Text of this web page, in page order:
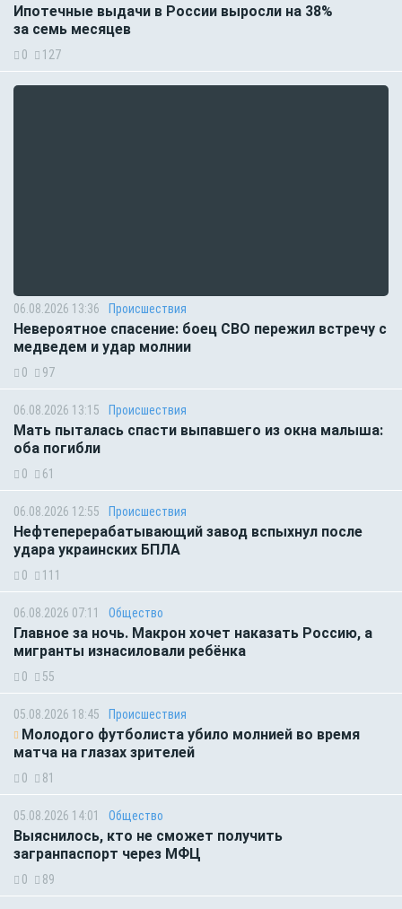
Ипотечные выдачи в России выросли на 38%
за семь месяцев
0 127
06.08.2026 13:36 Происшествия
Невероятное спасение: боец СВО пережил встречу с
медведем и удар молнии
0 97
06.08.2026 13:15 Происшествия
Мать пыталась спасти выпавшего из окна малыша:
оба погибли
0 61
06.08.2026 12:55 Происшествия
Нефтеперерабатывающий завод вспыхнул после
удара украинских БПЛА
0 111
06.08.2026 07:11 Общество
Главное за ночь. Макрон хочет наказать Россию, а
мигранты изнасиловали ребёнка
0 55
05.08.2026 18:45 Происшествия
Молодого футболиста убило молнией во время
матча на глазах зрителей
0 81
05.08.2026 14:01 Общество
Выяснилось, кто не сможет получить
загранпаспорт через МФЦ
0 89